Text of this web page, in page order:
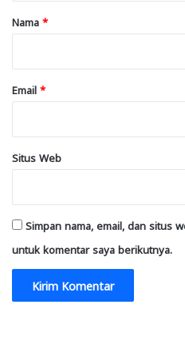
rNama *
Email *
Situs Web
Simpan nama, email, dan situs
untuk komentar saya berikutnya.